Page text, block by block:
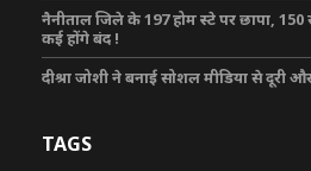
नैनीताल जिले के 197 होम स्टे पर छापा, 150
कई होंगे बंद !
दीश्रा जोशी ने बनाई सोशल मीडिया से दूरी
TAGS